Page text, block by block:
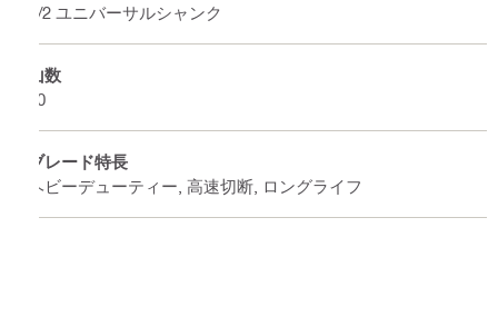
1/2 ユニバーサルシャンク
山数
10
ブレード特長
ヘビーデューティー, 高速切断, ロングライフ